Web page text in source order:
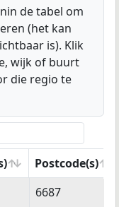
de tabel om
(het kan
is). Klik
wijk of buurt
die regio te
Postcode(s)
Postcode(s)
6687